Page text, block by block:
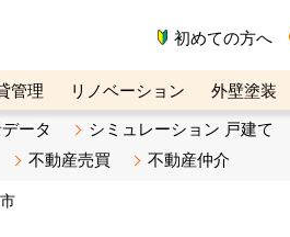
初めての方へ
管理 リノベーション 外壁塗装
ンBiz 不動産売却ご相談デスク
ータ
シミュレーション 戸建て
不動産売買 不動産仲介